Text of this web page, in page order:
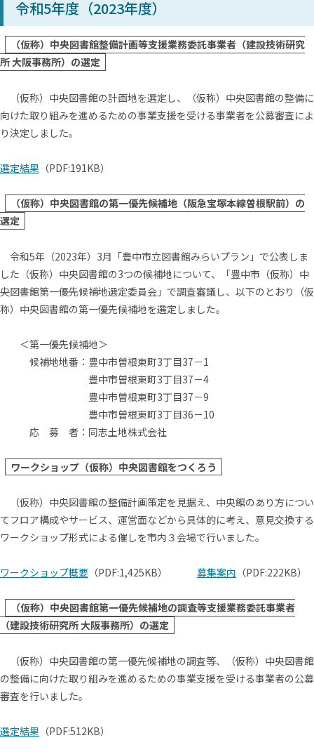
令和5年度（2023年度）
（仮称）中央図書館整備計画等支援業務委託事業者（建設技術研究
所 大阪事務所）の選定
（仮称）中央図書館の計画地を選定し、（仮称）中央図書館の整備に
向けた取り組みを進めるための事業支援を受ける事業者を公募審査によ
り決定しました。
選定結果 （PDF:191KB）
（仮称）中央図書館の第一優先候補地（阪急宝塚本線曽根駅前）の
選定
令和5年（2023年）3月「豊中市立図書館みらいプラン」で公表しま
した（仮称）中央図書館の3つの候補地について、「豊中市（仮称）中
央図書館第一優先候補地選定委員会」で調査審議し、以下のとおり（仮
称）中央図書館の第一優先候補地を選定しました。
＜第一優先候補地＞
候補地地番：豊中市曽根東町3丁目37－1
豊中市曽根東町3丁目37－4
豊中市曽根東町3丁目37－9
豊中市曽根東町3丁目36－10
応 募 者：同志土地株式会社
ワークショップ（仮称）中央図書館をつくろう
（仮称）中央図書館の整備計画策定を見据え、中央館のあり方につい
てフロア構成やサービス、運営面などから具体的に考え、意見交換する
ワークショップ形式による催しを市内３会場で行いました。
ワークショップ概要 （PDF:1,425KB） 募集案内 （PDF:222KB）
（仮称）中央図書館第一優先候補地の調査等支援業務委託事業者
（建設技術研究所 大阪事務所）の選定
（仮称）中央図書館の第一優先候補地の調査等、（仮称）中央図書館
の整備に向けた取り組みを進めるための事業支援を受ける事業者の公募
審査を行いました。
選定結果 （PDF:512KB）